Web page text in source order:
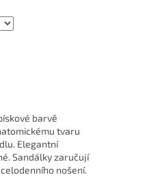
barvě
tvaru
Elegantní
Sandálky zaručují
nošení.